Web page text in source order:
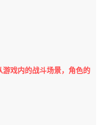
戏内的战斗场景，角色的